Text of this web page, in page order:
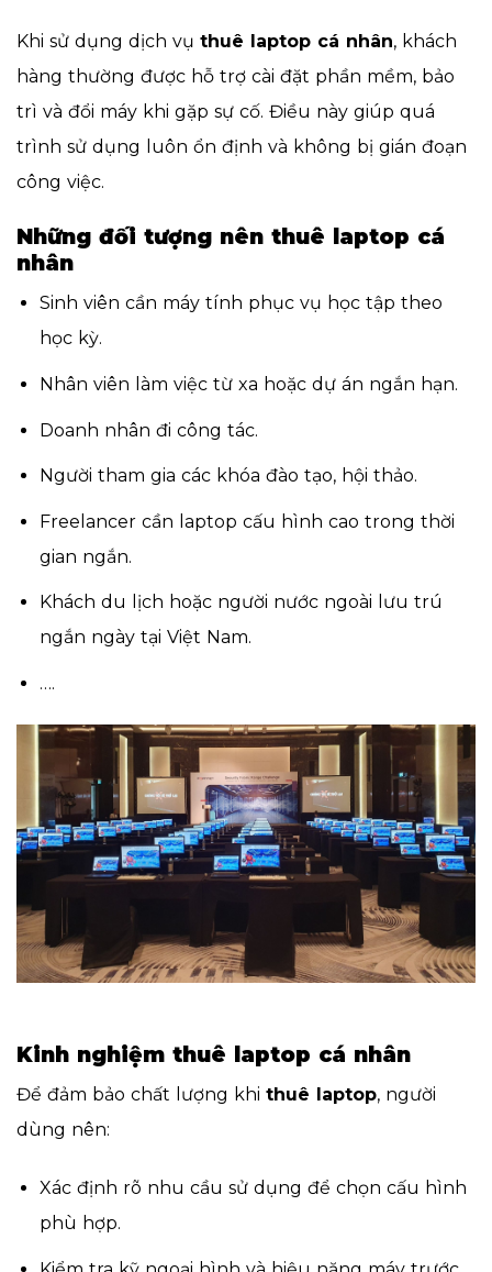
Khi sử dụng dịch vụ thuê laptop cá nhân, khách
hàng thường được hỗ trợ cài đặt phần mềm, bảo
trì và đổi máy khi gặp sự cố. Điều này giúp quá
trình sử dụng luôn ổn định và không bị gián đoạn
công việc.
Những đối tượng nên thuê laptop cá
nhân
Sinh viên cần máy tính phục vụ học tập theo
học kỳ.
Nhân viên làm việc từ xa hoặc dự án ngắn hạn.
Doanh nhân đi công tác.
Người tham gia các khóa đào tạo, hội thảo.
Freelancer cần laptop cấu hình cao trong thời
gian ngắn.
Khách du lịch hoặc người nước ngoài lưu trú
ngắn ngày tại Việt Nam.
….
Kinh nghiệm thuê laptop cá nhân
Để đảm bảo chất lượng khi thuê laptop, người
dùng nên:
Xác định rõ nhu cầu sử dụng để chọn cấu hình
phù hợp.